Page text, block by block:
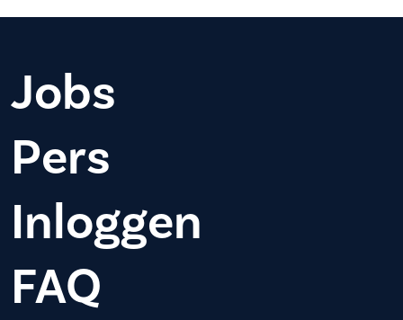
Jobs
Pers
Inloggen
FAQ